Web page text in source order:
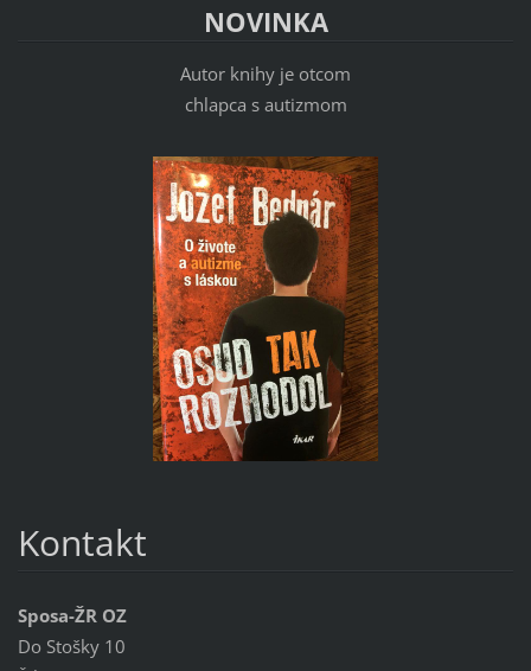
NOVINKA
Autor knihy je otcom
chlapca s autizmom
Kontakt
Sposa-ŽR OZ
Do Stošky 10